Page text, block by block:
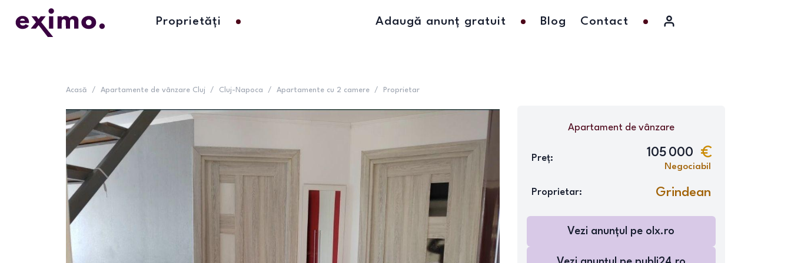
Proprietăți Adaugă anunț gratuit Blog Contact
Acasă / Apartamente de vânzare Cluj / Cluj-Napoca / Apartamente cu 2 camere / Proprietar
Apartamentde vânzare
Preț: 105 000
Negociabil
Proprietar: Grindean
Vezi anunțul pe olx.ro